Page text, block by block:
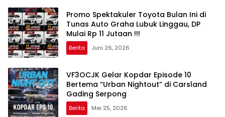
Promo Spektakuler Toyota Bulan Ini di
Tunas Auto Graha Lubuk Linggau, DP
Mulai Rp 11 Jutaan !!!
Berita Juni 26, 2026
VF3OCJK Gelar Kopdar Episode 10
Bertema “Urban Nightout” di Carsland
Gading Serpong
Berita Mei 25, 2026